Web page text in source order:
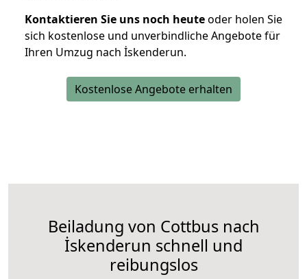
Kontaktieren Sie uns noch heuteoder holen Sie
sich kostenlose und unverbindliche Angebote für
Ihren Umzug nach İskenderun.
Kostenlose Angebote erhalten
Beiladung von Cottbus nach
İskenderun schnell und
reibungslos